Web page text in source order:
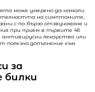
може умерено да намали
на симптомите,
с по-бързо отзвучаване и
при прием в първите 48
лекарства или
полезно допълнение към
за